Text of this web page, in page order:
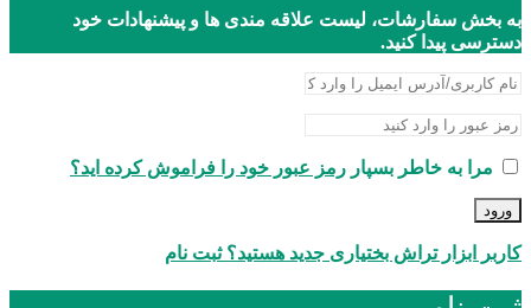
به بخش سفارشات، لیست علاقه مندی ها و پیشنهادات خود
دسترسی پیدا کنید.
مرا به خاطر بسپار رمز عبور خود را فراموش کرده اید؟
ورود
کاربر ابزار تراش بختیاری جدید هستید؟ ثبت نام